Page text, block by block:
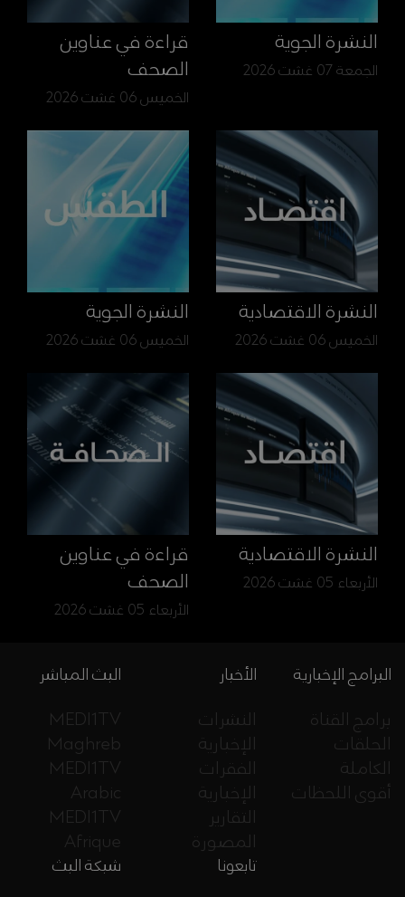
النشرة الجوية
الجمعة 07 غشت 2026
قراءة في عناوين
الصحف
الخميس 06 غشت 2026
النشرة الاقتصادية
الخميس 06 غشت 2026
النشرة الجوية
الخميس 06 غشت 2026
النشرة الاقتصادية
الأربعاء 05 غشت 2026
قراءة في عناوين
الصحف
الأربعاء 05 غشت 2026
البث المباشر
MEDI1TV
Maghreb
MEDI1TV
Arabic
MEDI1TV
Afrique
الأخبار
النشرات
الإخبارية
الفقرات
الإخبارية
التقارير
المصورة
البرامج الإخبارية
برامج القناة
الحلقات
الكاملة
أقوى اللحظات
شبكة البث تابعونا